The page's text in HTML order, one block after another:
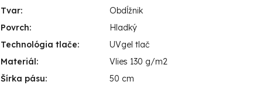
Tvar:
Obdĺžnik
Povrch:
Hladký
Technológia tlače:
UVgel tlač
Materiál:
Vlies 130 g/m2
Šírka pásu:
50 cm